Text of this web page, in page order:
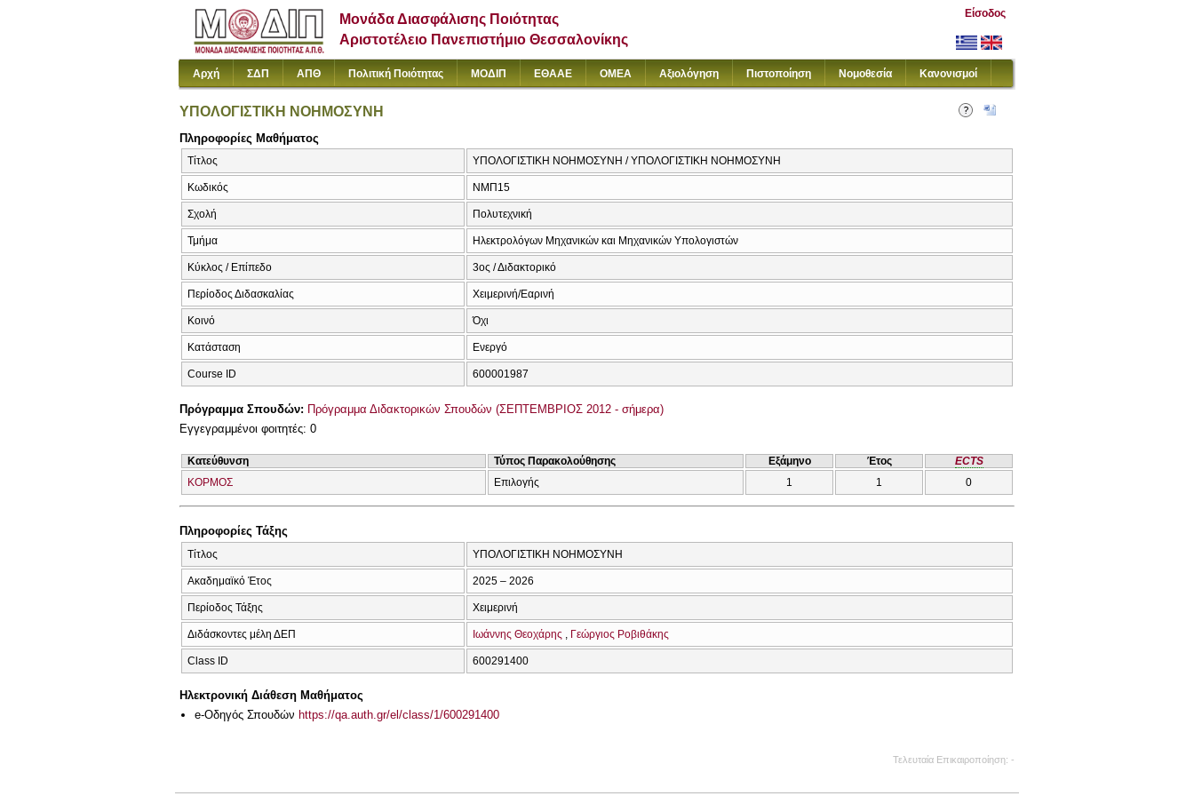
Μονάδα Διασφάλισης Ποιότητας
Αριστοτέλειο Πανεπιστήμιο Θεσσαλονίκης
Είσοδος
Αρχή ΣΔΠ ΑΠΘ Πολιτική Ποιότητας ΜΟΔΙΠ ΕΘΑΑΕ ΟΜΕΑ Αξιολόγηση Πιστοποίηση Νομοθεσία Κανονισμοί
ΥΠΟΛΟΓΙΣΤΙΚΗ ΝΟΗΜΟΣΥΝΗ
Πληροφορίες Μαθήματος
Τίτλος ΥΠΟΛΟΓΙΣΤΙΚΗ ΝΟΗΜΟΣΥΝΗ / ΥΠΟΛΟΓΙΣΤΙΚΗ ΝΟΗΜΟΣΥΝΗ
Κωδικός ΝΜΠ15
Σχολή Πολυτεχνική
Τμήμα Ηλεκτρολόγων Μηχανικών και Μηχανικών Υπολογιστών
Κύκλος / Επίπεδο 3ος / Διδακτορικό
Περίοδος Διδασκαλίας Χειμερινή/Εαρινή
Κοινό Όχι
Κατάσταση Ενεργό
Course ID 600001987
Πρόγραμμα Σπουδών: Πρόγραμμα Διδακτορικών Σπουδών (ΣΕΠΤΕΜΒΡΙΟΣ 2012 - σήμερα)
Εγγεγραμμένοι φοιτητές: 0
Κατεύθυνση Τύπος Παρακολούθησης Εξάμηνο Έτος
ECTS
ΚΟΡΜΟΣ
Επιλογής 1 1 0
Πληροφορίες Τάξης
Τίτλος ΥΠΟΛΟΓΙΣΤΙΚΗ ΝΟΗΜΟΣΥΝΗ
Ακαδημαϊκό Έτος 2025 – 2026
Περίοδος Τάξης Χειμερινή
Διδάσκοντες μέλη ΔΕΠ Ιωάννης Θεοχάρης Γεώργιος Ροβιθάκης
Class ID 600291400
Ηλεκτρονική Διάθεση Μαθήματος
e-Οδηγός Σπουδών https://qa.auth.gr/el/class/1/600291400
Τελευταία Επικαιροποίηση -